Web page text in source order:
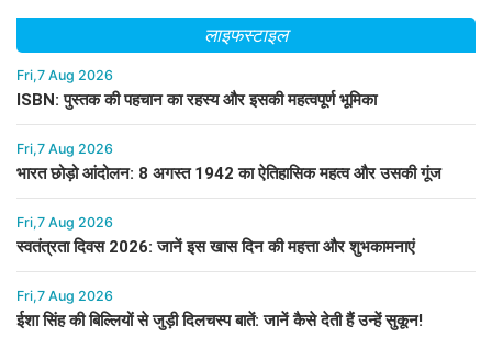
लाइफस्टाइल
Fri,7 Aug 2026
ISBN: पुस्तक की पहचान का रहस्य और इसकी महत्वपूर्ण भूमिका
Fri,7 Aug 2026
भारत छोड़ो आंदोलन: 8 अगस्त 1942 का ऐतिहासिक महत्व और उसकी गूंज
Fri,7 Aug 2026
स्वतंत्रता दिवस 2026: जानें इस खास दिन की महत्ता और शुभकामनाएं
Fri,7 Aug 2026
ईशा सिंह की बिल्लियों से जुड़ी दिलचस्प बातें: जानें कैसे देती हैं उन्हें सुकून!